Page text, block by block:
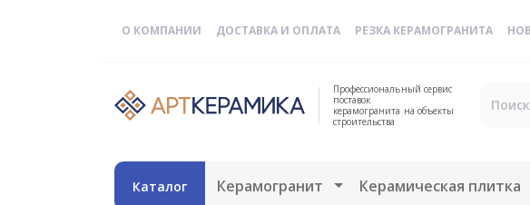
О КОМПАНИИ ДОСТАВКА И ОПЛАТА РЕЗКА КЕРАМОГРАНИТА
Профессиональный сервис
поставок
керамогранита на объекты
строительства
Каталог Керамогранит Открыть меню
Керамическая плитка